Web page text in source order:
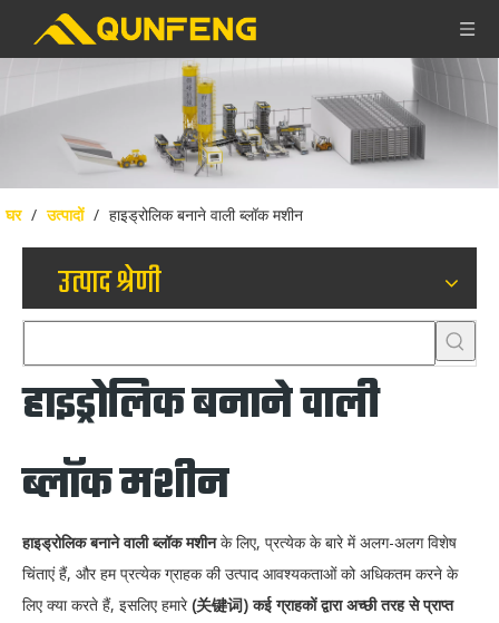
घर / उत्पादों / हाइड्रोलिक बनाने वाली ब्लॉक मशीन
उत्पाद श्रेणी
हाइड्रोलिक बनाने वाली
ब्लॉक मशीन
हाइड्रोलिक बनाने वाली ब्लॉक मशीनके लिए, प्रत्येक के बारे में अलग-अलग विशेष
चिंताएं हैं, और हम प्रत्येक ग्राहक की उत्पाद आवश्यकताओं को अधिकतम करने के
लिए क्या करते हैं, इसलिए हमारे(关键词)कई ग्राहकों द्वारा अच्छी तरह से प्राप्त